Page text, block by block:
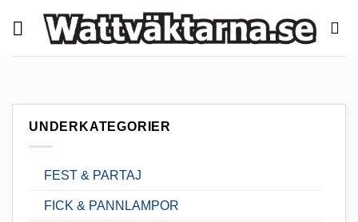
UNDERKATEGORIER
FEST & PARTAJ
FICK & PANNLAMPOR